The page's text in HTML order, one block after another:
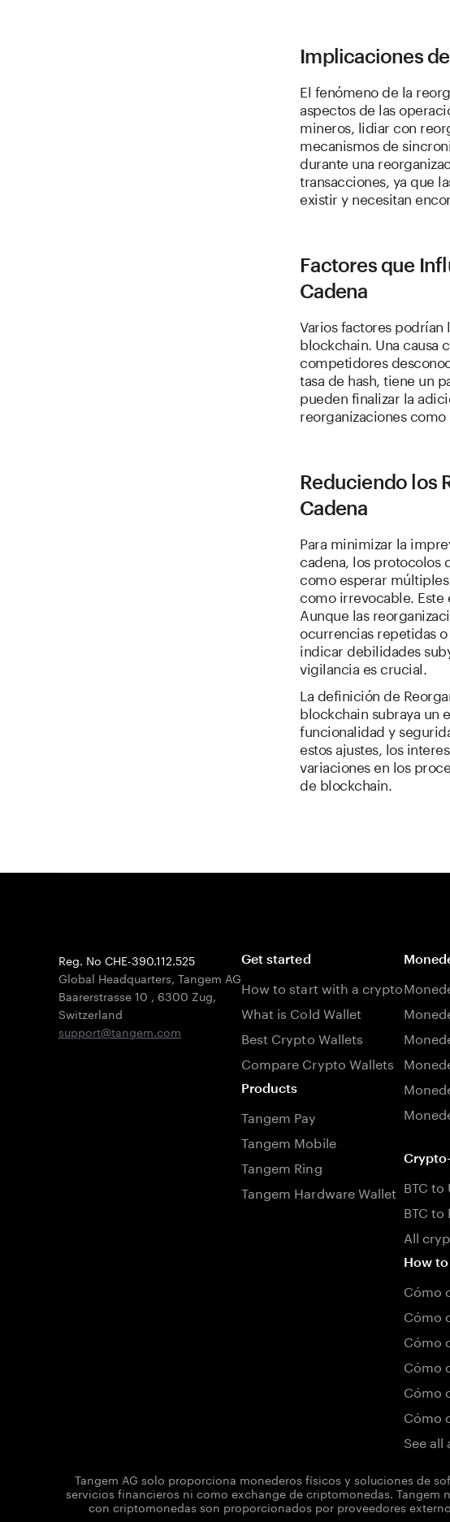
Implicaciones
El fenómeno de la
aspectos de las
mineros, lidiar con
mecanismos de
durante una
transacciones, ya que
existir y necesitan
Factores que
Cadena
Varios factores
blockchain. Una causa
competidores
tasa de hash, tiene un
pueden finalizar la
reorganizaciones
Reduciendo los
Cadena
Para minimizar la
cadena, los protocolos
como esperar
como irrevocable. Este
Aunque las
ocurrencias repetidas
indicar debilidades
vigilancia es crucial.
La definición de
blockchain subraya un
funcionalidad y
estos ajustes, los
variaciones en los
de blockchain.
Reg. No CHE-390.112.525
Global Headquarters, Tangem AG
Baarerstrasse 10 , 6300 Zug,
Switzerland
support@tangem.com
Get started
How to start with a crypto
What is Cold Wallet
Best Crypto Wallets
Compare Crypto Wallets
Products
Tangem Pay
Tangem Mobile
Tangem Ring
Tangem Hardware Wallet BTC to
BTC
All
How
Cómo
Cómo
Cómo
Cómo
Cómo
Cómo
See all
Tangem AG solo proporciona monederos físicos y soluciones de
servicios financieros ni como exchange de criptomonedas.
con criptomonedas son proporcionados por proveedores